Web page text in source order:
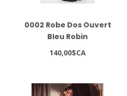
0002 Robe Dos Ouvert
Bleu Robin
140,00$CA